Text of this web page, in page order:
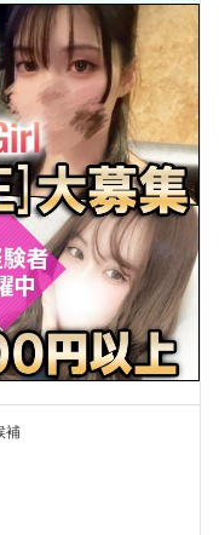
補